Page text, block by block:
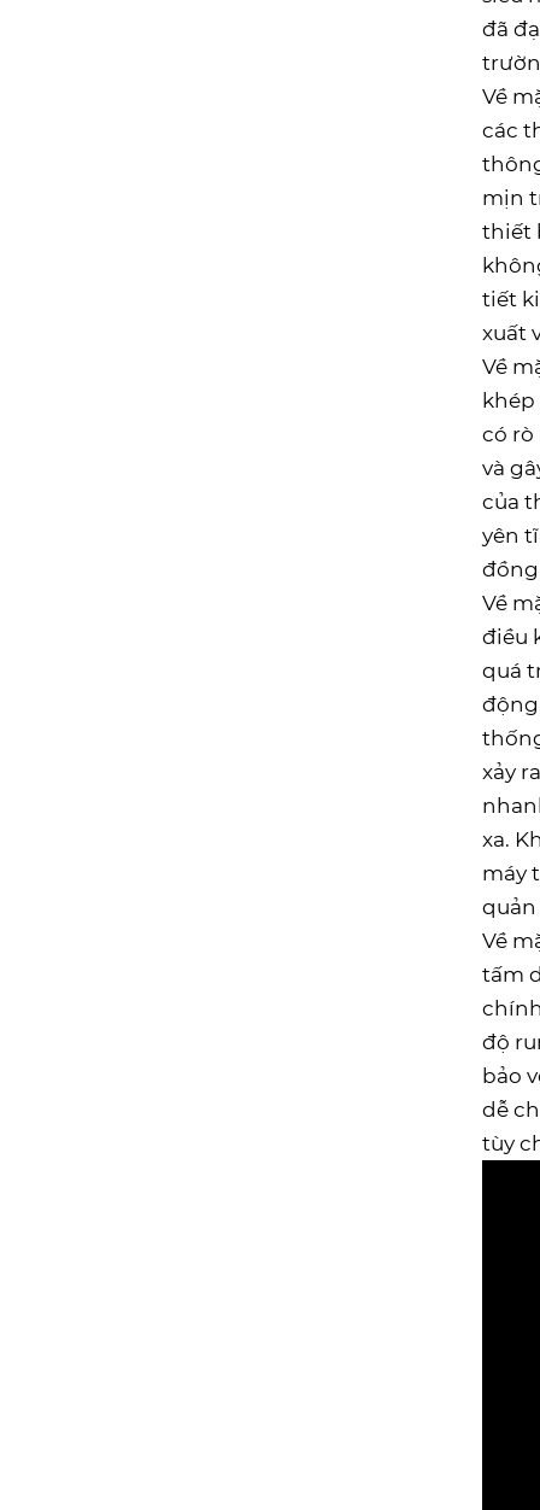
đã
Về
các
mịn
thiết
tiết
xuất
Về
khép
có rò
và
của
yên
đồng
Về
điều
quá
xảy
xa.
máy
quản
Về
tấm
độ
bảo
dễ
tùy